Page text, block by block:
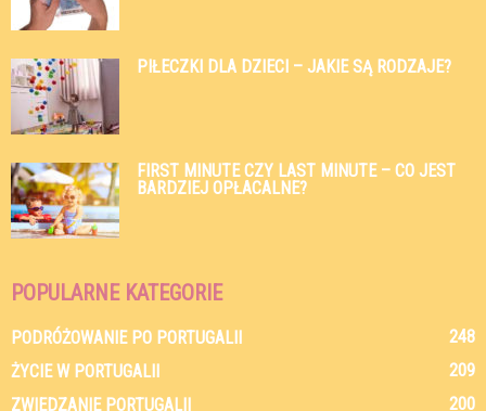
PIŁECZKI DLA DZIECI – JAKIE SĄ RODZAJE?
FIRST MINUTE CZY LAST MINUTE – CO JEST
BARDZIEJ OPŁACALNE?
POPULARNE KATEGORIE
PODRÓŻOWANIE PO PORTUGALII
248
ŻYCIE W PORTUGALII
209
ZWIEDZANIE PORTUGALII
200